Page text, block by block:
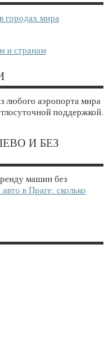
городах мира
и странам
любого аэропорта мира
поддержкой.
И БЕЗ
машин без
в Праге: сколько